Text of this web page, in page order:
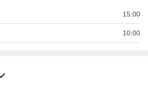
15:00
10:00